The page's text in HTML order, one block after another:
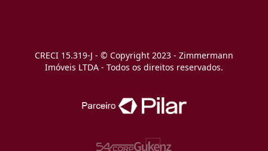
CRECI 15.319-J - © Copyright 2023 - Zimmermann
Imóveis LTDA - Todos os direitos reservados.